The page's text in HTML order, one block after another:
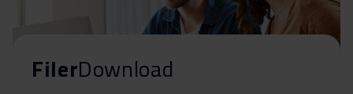
FilerDownload